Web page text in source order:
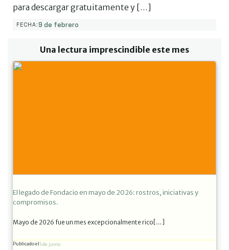
para descargar gratuitamente y […]
FECHA:9 de febrero
Una lectura imprescindible este mes
El legado de Fondacio en mayo de 2026: rostros, iniciativas y
compromisos.
Mayo de 2026 fue un mes excepcionalmente rico[…]
Publicado el 3 de junio